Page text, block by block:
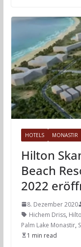
HOTELS MONASTIR
Hilton
Beach
2022
8. Dezember 2020
Hichem Driss,
Palm Lake Monastir,
1 min read